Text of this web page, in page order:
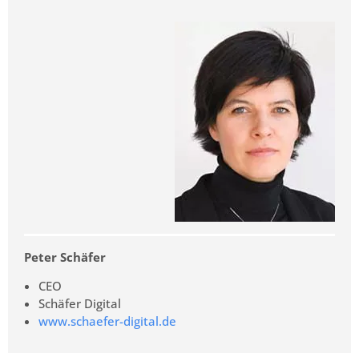
Peter Schäfer
CEO
Schäfer Digital
www.schaefer-digital.de